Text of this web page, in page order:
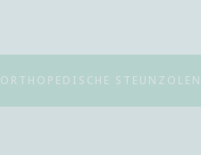
ORTHOPEDISCHE STEUNZOLEN